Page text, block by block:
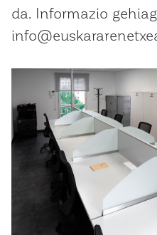
da. Informazio